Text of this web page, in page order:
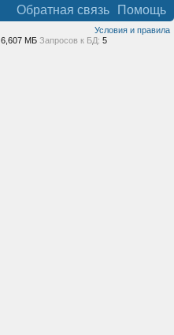
Обратная связь Помощь
Условия и правила
6,607 МБ Запросов к БД: 5